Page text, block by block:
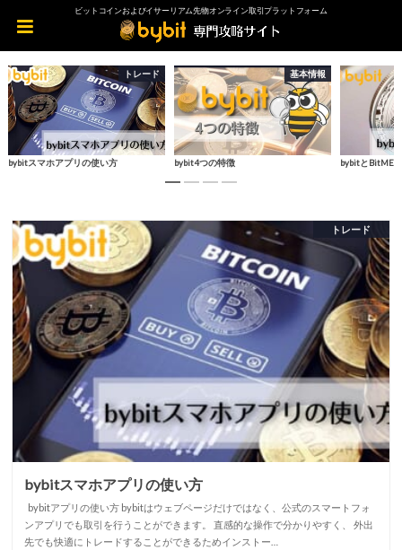
ビットコインおよびイサーリアム先物オンライン取引プラットフォーム
ド 基本情報
bybit4つの特徴
取引所
bybitとBitMEXの比較 bybit無料
トレード
bybitスマホアプリの使い方
bybitアプリの使い方 bybitはウェブページだけではなく、公式のスマートフォ
ンアプリでも取引を行うことができます。 直感的な操作で分かりやすく、 外出
先でも快適にトレードすることができるためインストー…